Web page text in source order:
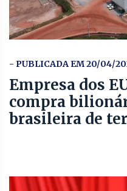
- PUBLICADA EM 20/04/
Empresa dos
compra
brasileira de